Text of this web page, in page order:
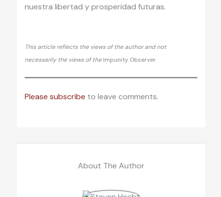
nuestra libertad y prosperidad futuras.
This article reflects the views of the author and not
necessarily the views of the Impunity Observer.
Please subscribe to leave comments.
About The Author